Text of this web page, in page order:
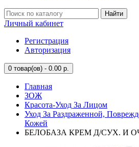
Найти
Личный кабинет
Регистрация
Авторизация
0 товар(ов) - 0.00 р.
Главная
ЗОЖ
Красота-Уход За Лицом
Уход За Раздраженной,
Кожей
БЕЛОБАЗА КРЕМ Д/СУХ. И